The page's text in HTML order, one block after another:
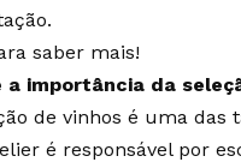
saber mais!
a importância da
de vinhos é uma
é responsável por